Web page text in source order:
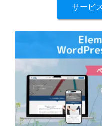
サービ